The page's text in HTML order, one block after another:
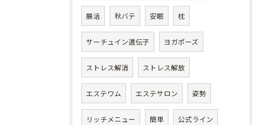
腸活 秋バテ 安眠 枕
サーチュイン遺伝子 ヨガポーズ
ストレス解消 ストレス解放
エステワム エステサロン 姿勢
リッチメニュー 簡単 公式ライン